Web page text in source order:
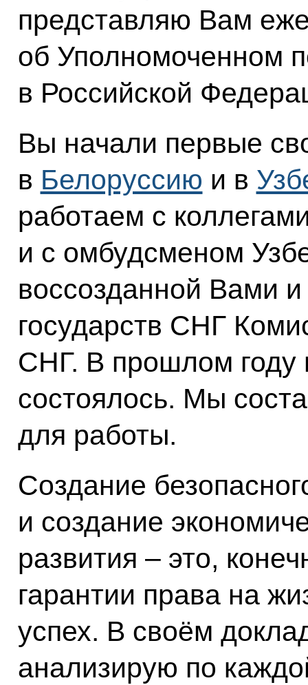
представляю Вам
об Уполномоченном
в Российской
Вы начали первые
в Белоруссию и в
работаем с
и с омбудсменом
воссозданной Вами
государств СНГ
СНГ. В прошлом году
состоялось. Мы
для работы.
Создание
и создание
развития – это,
гарантии права на
успех. В своём
анализирую по